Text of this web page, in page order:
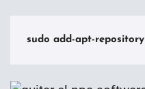
sudo add-apt-